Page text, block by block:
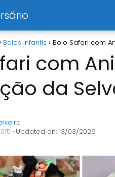
Bolos Infantis Bolo Safari com
com
da
· Updated on: 13/03/2026